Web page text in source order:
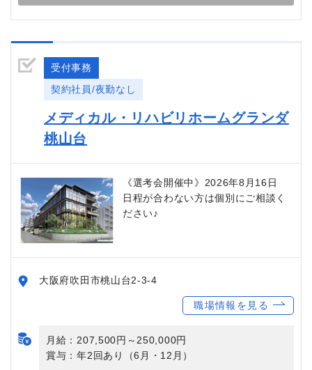
受付事務
契約社員/夜勤なし
メディカル・リハビリホームグランダ
桃山台
《選考会開催中》2026年8月16日
日程が合わない方は個別にご相談く
ださい♪
大阪府吹田市桃山台2-3-4
職場情報を見る
月給：207,500円～250,000円
賞与：年2回あり（6月・12月）